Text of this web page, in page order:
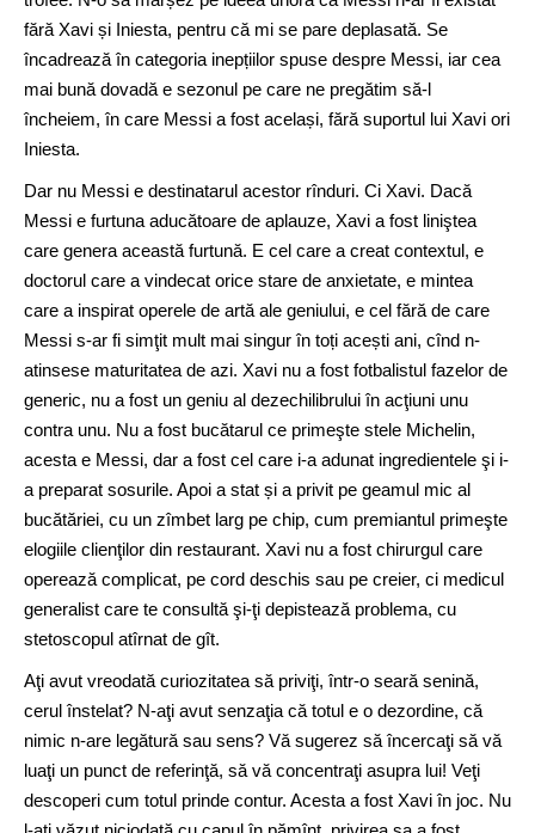
fără Xavi și Iniesta, pentru că mi se pare deplasată. Se
încadrează în categoria inepțiilor spuse despre Messi, iar cea
mai bună dovadă e sezonul pe care ne pregătim să-l
încheiem, în care Messi a fost același, fără suportul lui Xavi ori
Iniesta.
Dar nu Messi e destinatarul acestor rînduri. Ci Xavi. Dacă
Messi e furtuna aducătoare de aplauze, Xavi a fost liniştea
care genera această furtună. E cel care a creat contextul, e
doctorul care a vindecat orice stare de anxietate, e mintea
care a inspirat operele de artă ale geniului, e cel fără de care
Messi s-ar fi simţit mult mai singur în toți acești ani, cînd n-
atinsese maturitatea de azi. Xavi nu a fost fotbalistul fazelor de
generic, nu a fost un geniu al dezechilibrului în acţiuni unu
contra unu. Nu a fost bucătarul ce primeşte stele Michelin,
acesta e Messi, dar a fost cel care i-a adunat ingredientele şi i-
a preparat sosurile. Apoi a stat și a privit pe geamul mic al
bucătăriei, cu un zîmbet larg pe chip, cum premiantul primeşte
elogiile clienţilor din restaurant. Xavi nu a fost chirurgul care
operează complicat, pe cord deschis sau pe creier, ci medicul
generalist care te consultă şi-ţi depistează problema, cu
stetoscopul atîrnat de gît.
Aţi avut vreodată curiozitatea să priviţi, într-o seară senină,
cerul înstelat? N-aţi avut senzaţia că totul e o dezordine, că
nimic n-are legătură sau sens? Vă sugerez să încercaţi să vă
luaţi un punct de referinţă, să vă concentraţi asupra lui! Veţi
descoperi cum totul prinde contur. Acesta a fost Xavi în joc. Nu